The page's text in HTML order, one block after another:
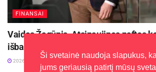
FINANSAI
Vaidas Žagūnis. Atsinaujinęs naftos
išbando Lietuvos verslo pasitikėjimą
2026-07-22
Ši svetainė naudoja slapukus,
jums geriausią patirtį mūsų